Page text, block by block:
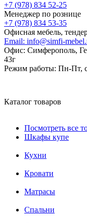
+7 (978) 834 52-25
Менеджер по рознице
+7 (978) 834 53-35
Офисная мебель,
Email: info@simfi-
Офис: Симферополь,
43г
Режим работы: Пн-Пт,
Каталог товаров
Посмотреть все
Шкафы купе
Кухни
Кровати
Матрасы
Cпальни